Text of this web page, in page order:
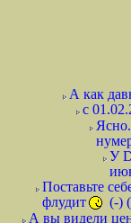
А как
с
У
Поставьте
флудит
(-)
А вы видели